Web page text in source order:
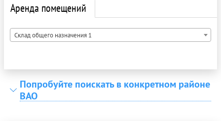
Аренда помещений
Склад общего назначения 1
Попробуйте поискать в конкретном районе
ВАО